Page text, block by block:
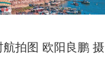
航拍图 欧阳良鹏 摄